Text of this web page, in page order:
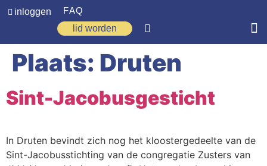
inloggen
FAQ
lid worden
Home
Spirituele reis
Plaats: Druten
Sint-Jacobusgesticht
In Druten bevindt zich nog het kloostergedeelte van de
Sint-Jacobusstichting van de congregatie Zusters van